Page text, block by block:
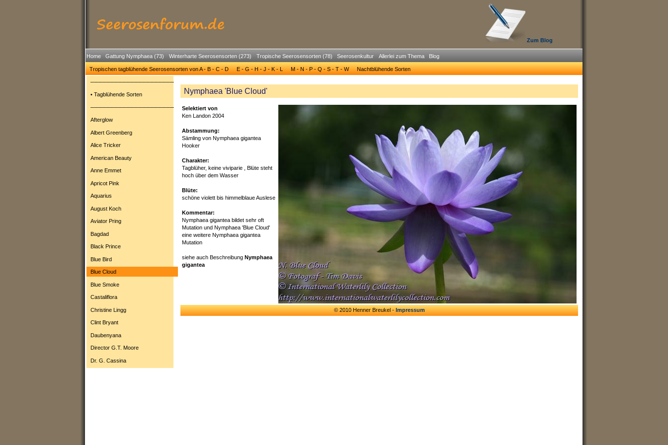
Zum Blog
Home Gattung Nymphaea (73) Winterharte Seerosensorten (273) Tropische Seerosensorten (78) Seerosenkultur Allerlei zum Thema Blog
Tropischen tagblühende Seerosensorten von A - B - C - D E - G - H - J - K - L M - N - P - Q - S - T - W Nachtblühende Sorten
Nymphaea 'Blue Cloud'
Selektiert von
Ken Landon 2004
Abstammung:
Sämling von Nymphaea gigantea
Hooker
Charakter:
Tagblüher, keine viviparie , Blüte steht
hoch über dem Wasser
Blüte:
schöne violett bis himmelblaue Auslese
Kommentar:
Nymphaea gigantea bildet sehr oft
Mutation und Nymphaea 'Blue Cloud'
eine weitere Nymphaea gigantea
Mutation
siehe auch BeschreibungNymphaea
gigantea
© 2010 Henner Breukel -Impressum
─────────────────────
• Tagblühende Sorten
─────────────────────
Afterglow
Albert Greenberg
Alice Tricker
American Beauty
Anne Emmet
Apricot Pink
Aquarius
August Koch
Aviator Pring
Bagdad
Black Prince
Blue Bird
Blue Cloud
Blue Smoke
Castaliflora
Christine Lingg
Clint Bryant
Daubenyana
Director G.T. Moore
Dr. G. Cassina